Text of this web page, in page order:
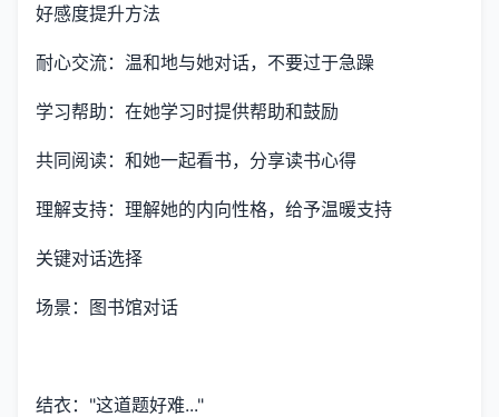
好感度提升方法
耐心交流：温和地与她对话，不要过于急躁
学习帮助：在她学习时提供帮助和鼓励
共同阅读：和她一起看书，分享读书心得
理解支持：理解她的内向性格，给予温暖支持
关键对话选择
场景：图书馆对话
结衣："这道题好难..."